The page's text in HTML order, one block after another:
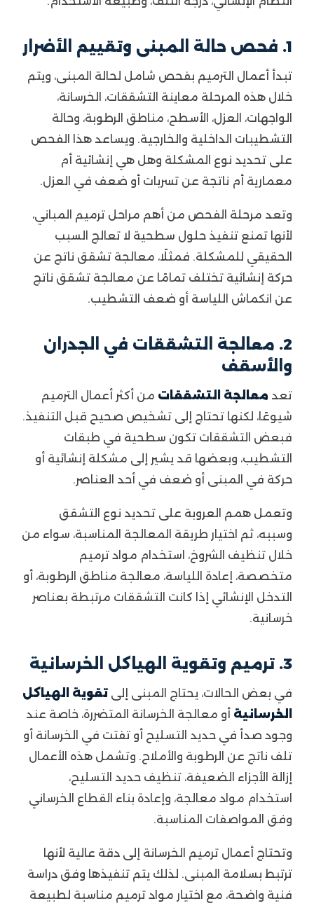
1. فحص حالة المبنى وتقييم الأضرار
تبدأ أعمال الترميم بفحص شامل لحالة المبنى، ويتم
خلال هذه المرحلة معاينة التشققات، الخرسانة،
الواجهات، العزل، الأسطح، مناطق الرطوبة، وحالة
التشطيبات الداخلية والخارجية. ويساعد هذا الفحص
على تحديد نوع المشكلة وهل هي إنشائية أم
معمارية أم ناتجة عن تسربات أو ضعف في العزل.
وتعد مرحلة الفحص من أهم مراحل ترميم المباني،
لأنها تمنع تنفيذ حلول سطحية لا تعالج السبب
الحقيقي للمشكلة. فمثلًا، معالجة تشقق ناتج عن
حركة إنشائية تختلف تمامًا عن معالجة تشقق ناتج
عن انكماش اللياسة أو ضعف التشطيب.
2. معالجة التشققات في الجدران
والأسقف
تعد معالجة التشققات من أكثر أعمال الترميم
شيوعًا، لكنها تحتاج إلى تشخيص صحيح قبل التنفيذ.
فبعض التشققات تكون سطحية في طبقات
التشطيب، وبعضها قد يشير إلى مشكلة إنشائية أو
حركة في المبنى أو ضعف في أحد العناصر.
وتعمل همم العروبة على تحديد نوع التشقق
وسببه، ثم اختيار طريقة المعالجة المناسبة، سواء من
خلال تنظيف الشروخ، استخدام مواد ترميم
متخصصة، إعادة اللياسة، معالجة مناطق الرطوبة، أو
التدخل الإنشائي إذا كانت التشققات مرتبطة بعناصر
خرسانية.
3. ترميم وتقوية الهياكل الخرسانية
في بعض الحالات، يحتاج المبنى إلى تقوية الهياكل
الخرسانية أو معالجة الخرسانة المتضررة، خاصة عند
وجود صدأ في حديد التسليح أو تفتت في الخرسانة أو
تلف ناتج عن الرطوبة والأملاح. وتشمل هذه الأعمال
إزالة الأجزاء الضعيفة، تنظيف حديد التسليح،
استخدام مواد معالجة، وإعادة بناء القطاع الخرساني
وفق المواصفات المناسبة.
وتحتاج أعمال ترميم الخرسانة إلى دقة عالية لأنها
ترتبط بسلامة المبنى. لذلك يتم تنفيذها وفق دراسة
فنية واضحة، مع اختيار مواد ترميم مناسبة لطبيعة